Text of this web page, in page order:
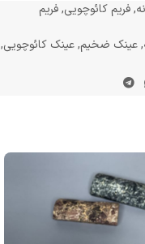
,فریم کائوچویی,فریم
,عینک ضخیم,عینک کائوچویی,